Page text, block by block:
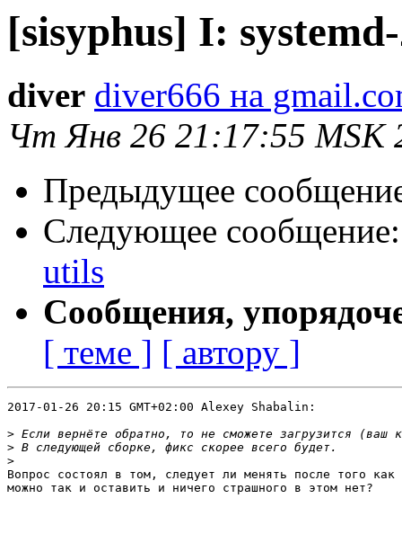
[sisyphus] I:
diver diver666 на
Чт Янв 26 21:17:55 MSK
Предыдущее
Следующее
utils
Сообщения,
[ теме ] [ автору ]
2017-01-26 20:15 GMT+02:00 Alexey Shabalin:
>
>
>
Вопрос состоял в том, следует ли менять после того как
можно так и оставить и ничего страшного в этом нет?